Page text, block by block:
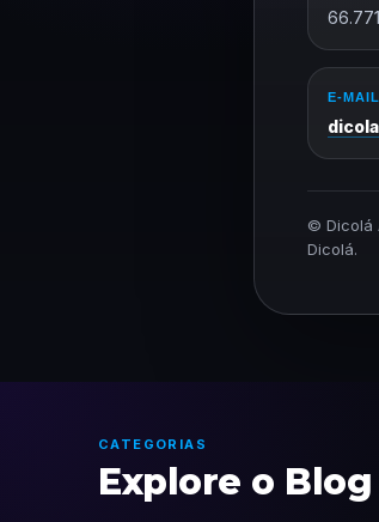
E-
© Dicolá
Dicolá.
CATEGORIAS
Explore o